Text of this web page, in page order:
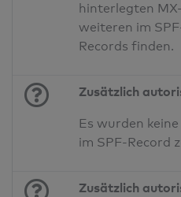
hinterlegten
weiteren im
Records finden.
Zusätzlich
Es wurden
im SPF-Record
Zusätzlich